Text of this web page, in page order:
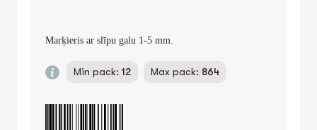
Marķieris ar slīpu galu 1-5 mm.
Min pack: 12 Max pack: 864